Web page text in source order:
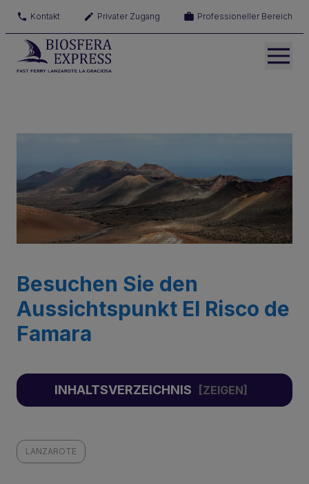
Kontakt Privater Zugang Professioneller Bereich
Besuchen Sie den
Aussichtspunkt El Risco de
Famara
INHALTSVERZEICHNIS
LANZAROTE